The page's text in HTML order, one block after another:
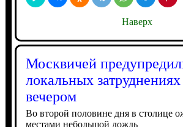
Наверх
Москвичей
локальных
вечером
Во второй половине дня в столице
местами небольшой дождь